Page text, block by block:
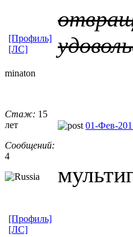
[Профиль]
[ЛС]
minaton
Стаж: 15
лет
Сообщений:
4
01-Фев-
[Профиль]
[ЛС]